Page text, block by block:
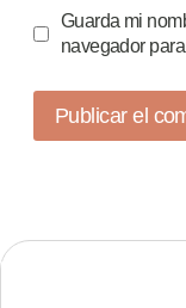
Guarda mi
navegador